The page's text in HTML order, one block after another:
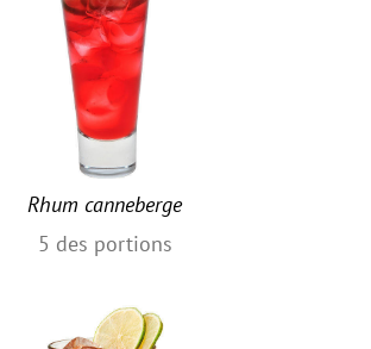
Rhum canneberge
5 des portions